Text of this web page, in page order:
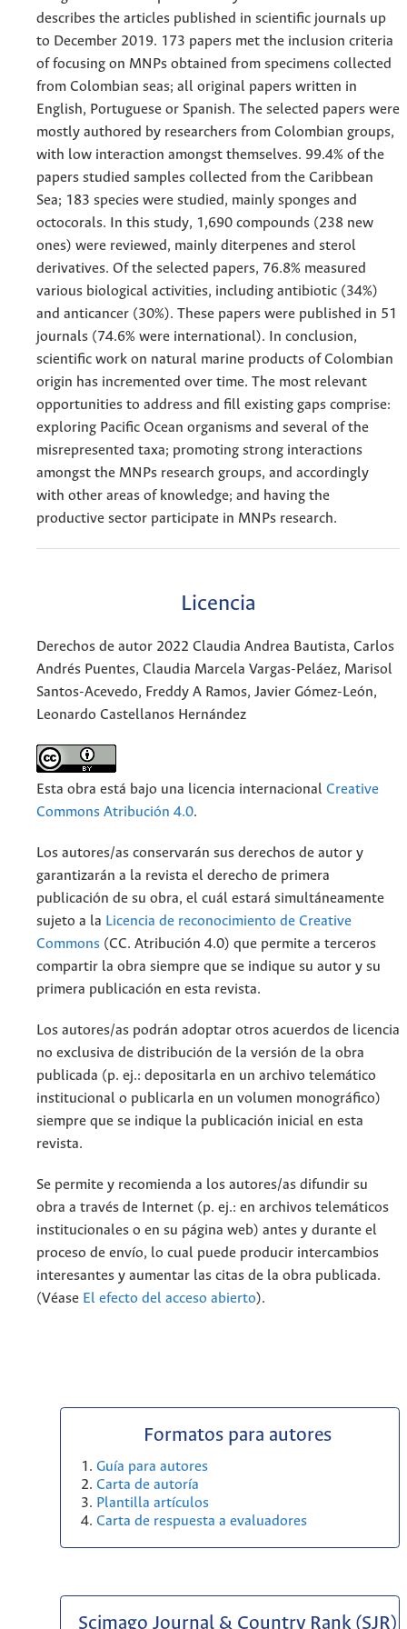
describes the articles published in scientific journals up
to December 2019. 173 papers met the inclusion criteria
of focusing on MNPs obtained from specimens collected
from Colombian seas; all original papers written in
English, Portuguese or Spanish. The selected papers were
mostly authored by researchers from Colombian groups,
with low interaction amongst themselves. 99.4% of the
papers studied samples collected from the Caribbean
Sea; 183 species were studied, mainly sponges and
octocorals. In this study, 1,690 compounds (238 new
ones) were reviewed, mainly diterpenes and sterol
derivatives. Of the selected papers, 76.8% measured
various biological activities, including antibiotic (34%)
and anticancer (30%). These papers were published in 51
journals (74.6% were international). In conclusion,
scientific work on natural marine products of Colombian
origin has incremented over time. The most relevant
opportunities to address and fill existing gaps comprise:
exploring Pacific Ocean organisms and several of the
misrepresented taxa; promoting strong interactions
amongst the MNPs research groups, and accordingly
with other areas of knowledge; and having the
productive sector participate in MNPs research.
Licencia
Derechos de autor 2022 Claudia Andrea Bautista, Carlos
Andrés Puentes, Claudia Marcela Vargas-Peláez, Marisol
Santos-Acevedo, Freddy A Ramos, Javier Gómez-León,
Leonardo Castellanos Hernández
Esta obra está bajo una licencia internacional Creative
Commons Atribución 4.0.
Los autores/as conservarán sus derechos de autor y
garantizarán a la revista el derecho de primera
publicación de su obra, el cuál estará simultáneamente
sujeto a la Licencia de reconocimiento de Creative
Commons (CC. Atribución 4.0) que permite a terceros
compartir la obra siempre que se indique su autor y su
primera publicación en esta revista.
Los autores/as podrán adoptar otros acuerdos de licencia
no exclusiva de distribución de la versión de la obra
publicada (p. ej.: depositarla en un archivo telemático
institucional o publicarla en un volumen monográfico)
siempre que se indique la publicación inicial en esta
revista.
Se permite y recomienda a los autores/as difundir su
obra a través de Internet (p. ej.: en archivos telemáticos
institucionales o en su página web) antes y durante el
proceso de envío, lo cual puede producir intercambios
interesantes y aumentar las citas de la obra publicada.
(Véase El efecto del acceso abierto).
Formatos para autores
Guía para autores
Carta de autoría
Plantilla artículos
Carta de respuesta a evaluadores
Scimago Journal & Country Rank (SJR)